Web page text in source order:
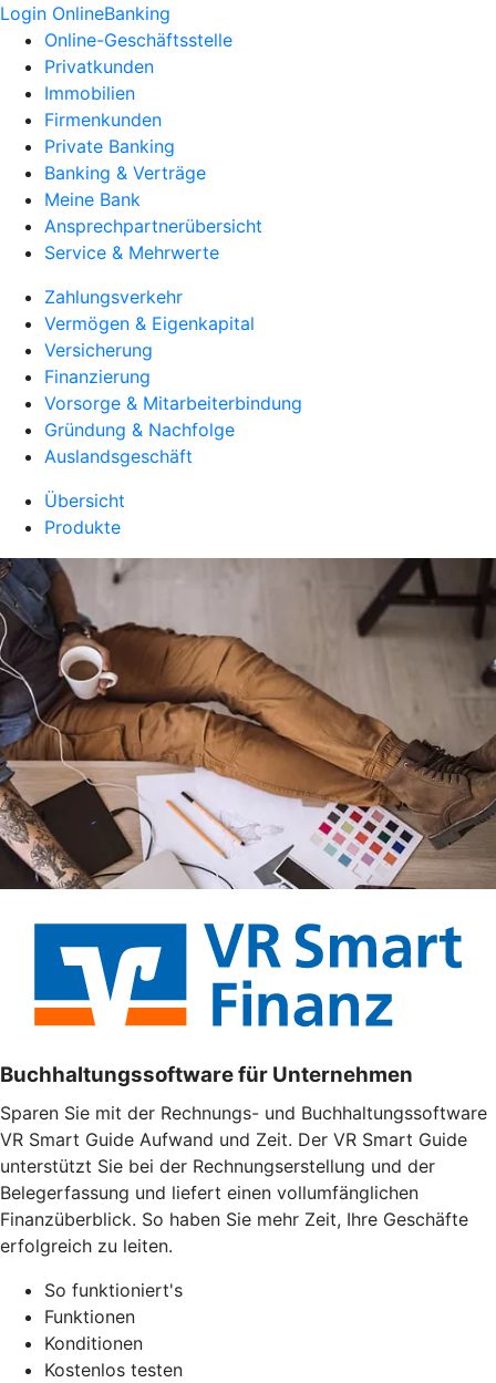
Login OnlineBanking
Online-Geschäftsstelle
Privatkunden
Immobilien
Firmenkunden
Private Banking
Banking & Verträge
Meine Bank
Ansprechpartnerübersicht
Service & Mehrwerte
Zahlungsverkehr
Vermögen & Eigenkapital
Versicherung
Finanzierung
Vorsorge & Mitarbeiterbindung
Gründung & Nachfolge
Auslandsgeschäft
Übersicht
Produkte
Buchhaltungssoftware für Unternehmen
Sparen Sie mit der Rechnungs- und Buchhaltungssoftware
VR Smart Guide Aufwand und Zeit. Der VR Smart Guide
unterstützt Sie bei der Rechnungserstellung und der
Belegerfassung und liefert einen vollumfänglichen
Finanzüberblick. So haben Sie mehr Zeit, Ihre Geschäfte
erfolgreich zu leiten.
So funktioniert's
Funktionen
Konditionen
Kostenlos testen